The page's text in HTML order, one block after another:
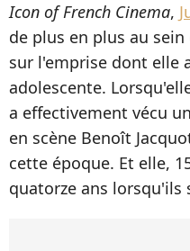
Icon of French Cinema,
de plus en plus au
sur l'emprise dont elle
adolescente.
a effectivement vécu
en scène Benoît
cette époque. Et elle,
quatorze ans lorsqu'ils